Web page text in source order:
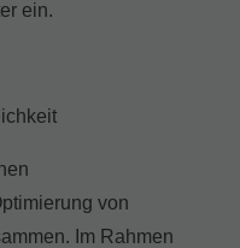
ein.
von
Im Rahmen